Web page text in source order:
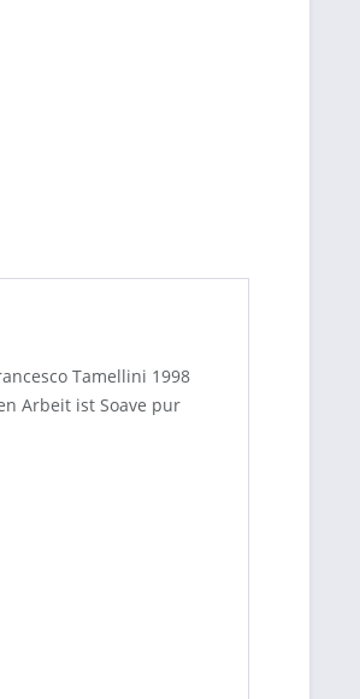
Tamellini 1998
Arbeit ist Soave pur